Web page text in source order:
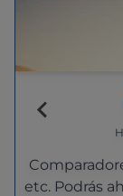
etc. Podrás